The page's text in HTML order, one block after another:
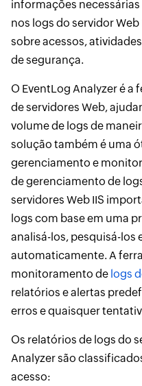
informações
nos logs do servidor
sobre acessos,
de segurança.
O EventLog Analyzer é
de servidores Web,
volume de logs de
solução também é uma
gerenciamento e
de gerenciamento de
servidores Web IIS
logs com base em uma
analisá-los, pesquisá-los
automaticamente. A
monitoramento de logs
relatórios e alertas
erros e quaisquer
Os relatórios de logs do
Analyzer são
acesso: